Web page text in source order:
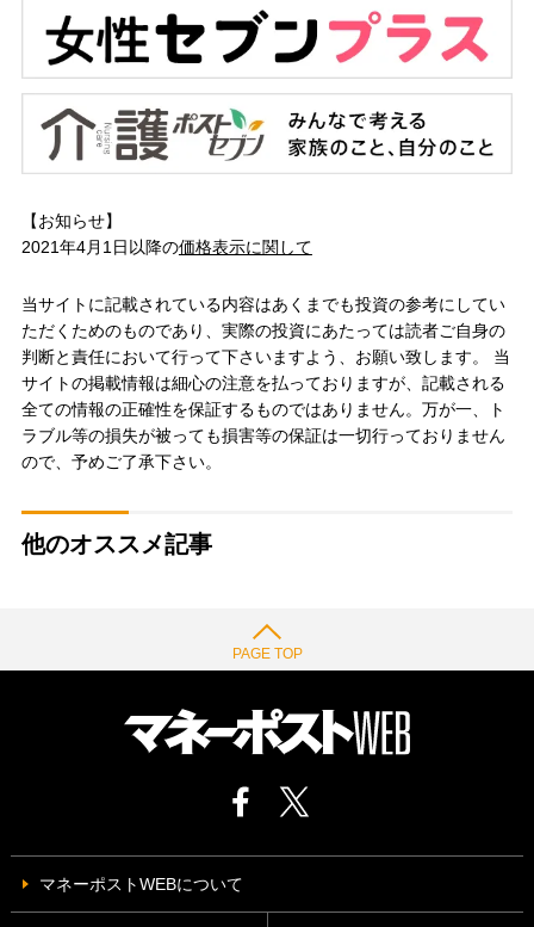
【お知らせ】
2021年4月1日以降の価格表示に関して
当サイトに記載されている内容はあくまでも投資の参考にしてい
ただくためのものであり、実際の投資にあたっては読者ご自身の
判断と責任において行って下さいますよう、お願い致します。 当
サイトの掲載情報は細心の注意を払っておりますが、記載される
全ての情報の正確性を保証するものではありません。万が一、ト
ラブル等の損失が被っても損害等の保証は一切行っておりません
ので、予めご了承下さい。
他のオススメ記事
PAGE TOP
マネーポストWEBについて